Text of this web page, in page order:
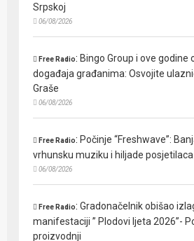
Srpskoj
06/08/2026
Free Radio: Bingo Group i ove godine
događaja građanima: Osvojite
Graše
06/08/2026
Free Radio: Počinje “Freshwave”:
vrhunsku muziku i hiljade posjetilaca
06/08/2026
Free Radio:Gradonačelnik obišao
manifestaciji ” Plodovi ljeta 2026”-
proizvodnji